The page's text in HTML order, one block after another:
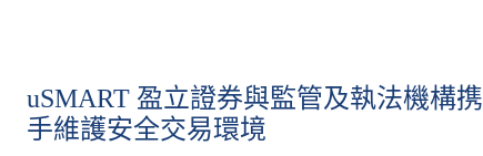
uSMART 盈立證券與監管及執法機構携
手維護安全交易環境